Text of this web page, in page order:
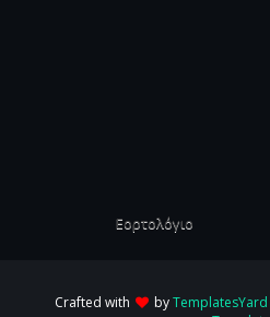
Εορτολόγιο
Crafted with byTemplatesYard